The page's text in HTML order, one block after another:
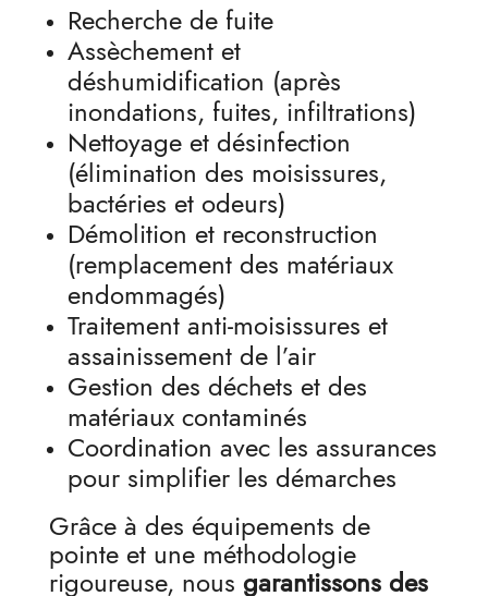
Recherche de fuite
Assèchement et
déshumidification (après
inondations, fuites, infiltrations)
Nettoyage et désinfection
(élimination des moisissures,
bactéries et odeurs)
Démolition et reconstruction
(remplacement des matériaux
endommagés)
Traitement anti-moisissures et
assainissement de l’air
Gestion des déchets et des
matériaux contaminés
Coordination avec les assurances
pour simplifier les démarches
Grâce à des équipements de
pointe et une méthodologie
rigoureuse, nous garantissons des